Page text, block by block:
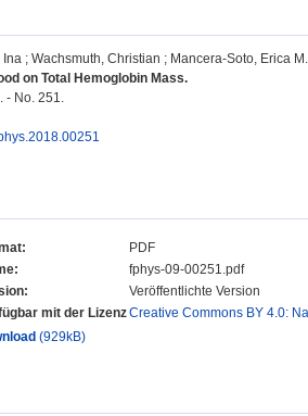
Ina ; Wachsmuth, Christian ; Mancera-Soto, Erica M.
on Total Hemoglobin Mass.
- No. 251.
PDF
fphys-09-00251.pdf
Veröffentlichte Version
mit der LizenzCreative Commons BY 4.0:
(929kB)